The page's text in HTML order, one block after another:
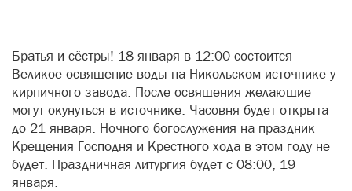
Братья и сёстры! 18 января в 12:00 состоится
Великое освящение воды на Никольском источнике у
кирпичного завода. После освящения желающие
могут окунуться в источнике. Часовня будет открыта
до 21 января. Ночного богослужения на праздник
Крещения Господня и Крестного хода в этом году не
будет. Праздничная литургия будет с 08:00, 19
января.